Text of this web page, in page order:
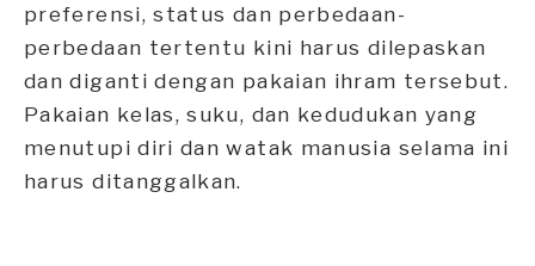
preferensi, status dan perbedaan-
perbedaan tertentu kini harus dilepaskan
dan diganti dengan pakaian ihram tersebut.
Pakaian kelas, suku, dan kedudukan yang
menutupi diri dan watak manusia selama ini
harus ditanggalkan.